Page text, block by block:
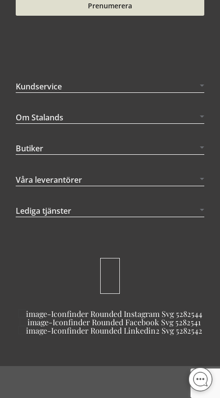
Prenumerera
Kundservice
Om Stalands
Butiker
Våra leverantörer
Lediga tjänster